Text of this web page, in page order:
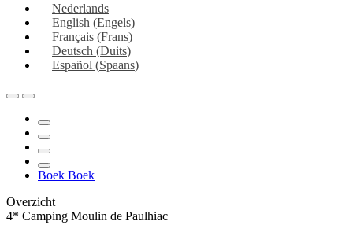
Nederlands
English (Engels)
Français (Frans)
Deutsch (Duits)
Español (Spaans)
Boek Boek
Overzicht
4* Camping Moulin de Paulhiac